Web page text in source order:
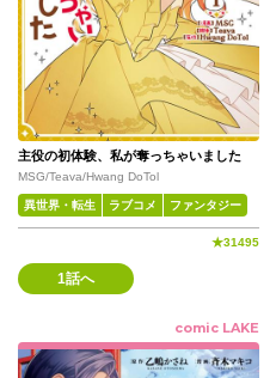
主役の初体験、私が奪っちゃいました
MSG/Teava/Hwang DoTol
異世界・転生 ラブコメ ファンタジー
★31495
1話へ
comic LAKE